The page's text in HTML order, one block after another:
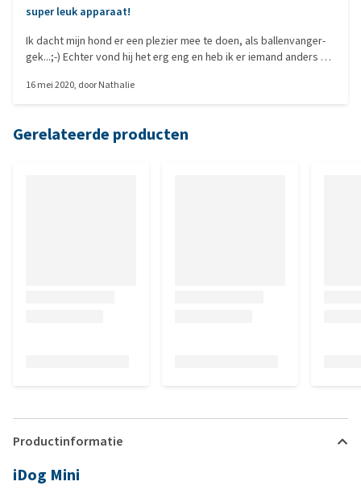
super leuk apparaat!
Ik dacht mijn hond er een plezier mee te doen, als ballenvanger-
gek...;-) Echter vond hij het erg eng en heb ik er iemand anders blij
16 mei 2020, doorNathalie
Gerelateerde producten
Productinformatie
iDog Mini